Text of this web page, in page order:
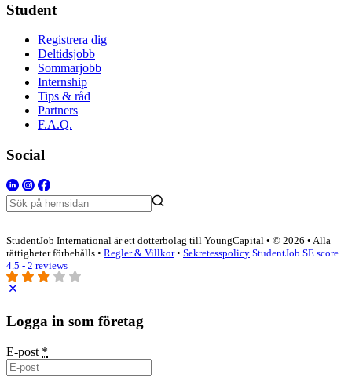
Student
Registrera dig
Deltidsjobb
Sommarjobb
Internship
Tips & råd
Partners
F.A.Q.
Social
StudentJob International är ett dotterbolag till YoungCapital • © 2026 • Alla
rättigheter förbehålls • Regler & Villkor• Sekretesspolicy StudentJob SE score
4.5 - 2 reviews
Logga in som företag
E-post *